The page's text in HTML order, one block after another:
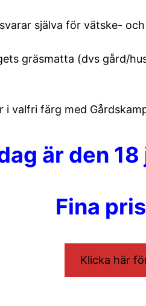
själva för vätske-
gräsmatta (dvs gård/
valfri färg med
är den
Fina
Klicka här